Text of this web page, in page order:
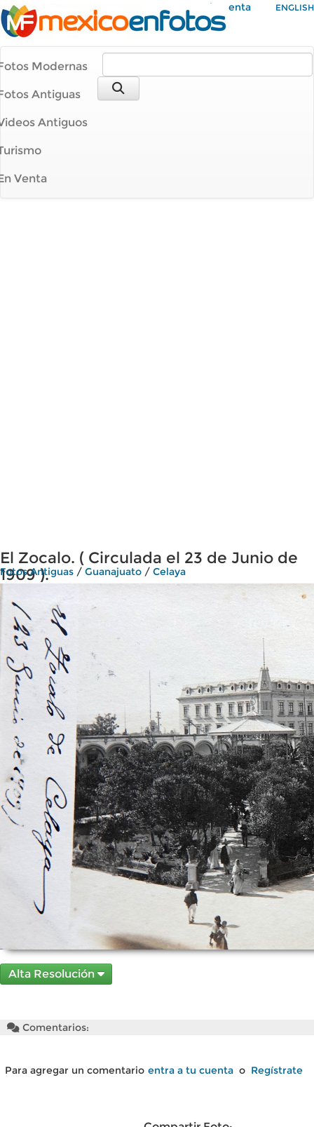
Mi Cuenta ENGLISH
Modernas
Antiguas
Antiguos
Venta
El Zocalo. ( Circulada el 23 de Junio de
1909 ).
Fotos Antiguas / Guanajuato / Celaya
Alta Resolución
Comentarios:
Para agregar un comentario entra a tu cuenta o Regístrate